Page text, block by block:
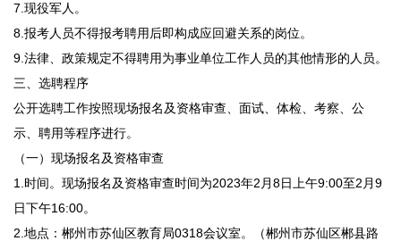
7.现役军人。
8.报考人员不得报考聘用后即构成应回避关系的岗位。
9.法律、政策规定不得聘用为事业单位工作人员的其他情形的人员。
三、选聘程序
公开选聘工作按照现场报名及资格审查、面试、体检、考察、公
示、聘用等程序进行。
（一）现场报名及资格审查
1.时间。现场报名及资格审查时间为2023年2月8日上午9:00至2月9
日下午16:00。
2.地点：郴州市苏仙区教育局0318会议室。（郴州市苏仙区郴县路